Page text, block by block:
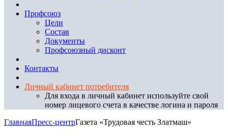
Профсоюз
Цели
Состав
Документы
Профсоюзный дисконт
Контакты
Личный кабинет потребителя
Для входа в личный кабинет используйте свой
номер лицевого счета в качестве логина и пароля
ГлавнаяПресс-центрГазета «Трудовая честь Златмаш»